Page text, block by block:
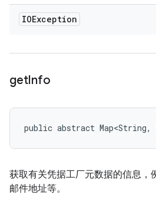
IOException
getInfo
public abstract
获取有关凭据工厂元数据的信息，
邮件地址等。